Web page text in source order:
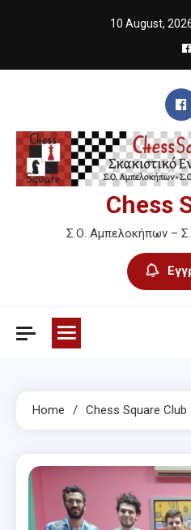
10 August,
Chess
Σ.Ο. Αμπελοκήπων –
Home Chess Square Club